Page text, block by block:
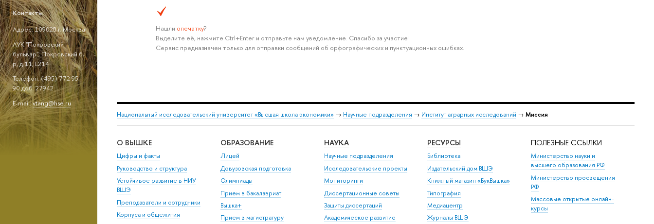
Контакты
Адрес: 109028 г. Москва
АУК "Покровский
бульвар", Покровский б-
р, д.11, L214
Телефон: (495) 772 95
90 доб. 27942
E-mail:vtang@hse.ru
Нашли опечатку?
Выделите её, нажмите Ctrl+Enter и отправьте нам уведомление. Спасибо за участие!
Сервис предназначен только для отправки сообщений об орфографических и пунктуационных ошибках.
Национальный исследовательский университет «Высшая школа экономики» → Научные подразделения → Институт аграрных исследований → Миссия
О ВЫШКЕ
Цифры и факты
Руководство и структура
Устойчивое развитие в НИУ
ВШЭ
Преподаватели и сотрудники
Корпуса и общежития
ОБРАЗОВАНИЕ
Лицей
Довузовская подготовка
Олимпиады
Прием в бакалавриат
Вышка+
Прием в магистратуру
НАУКА
Научные подразделения
Исследовательские проекты
Мониторинги
Диссертационные советы
Защиты диссертаций
Академическое развитие
РЕСУРСЫ
Библиотека
Издательский дом ВШЭ
Книжный магазин «БукВышка»
Типография
Медиацентр
Журналы ВШЭ
ПОЛЕЗНЫЕ ССЫЛКИ
Министерство науки и
высшего образования РФ
Министерство просвещения
РФ
Массовые открытые онлайн-
курсы